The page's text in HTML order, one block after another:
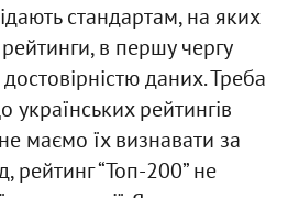
стандартам, на яких
в першу чергу
даних. Треба
українських рейтингів
маємо їх визнавати за
рейтинг “Топ-200” не